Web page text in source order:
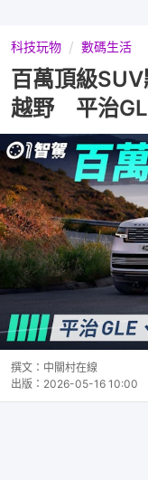
科技玩物 數碼生活
百萬頂級
越野 平治
撰文： 中關村在線
出版： 2026-05-16 10:00